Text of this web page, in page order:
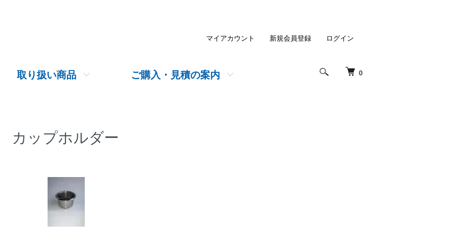
0
取り扱い商品 ご購入・見積の案内
マイアカウント 新規会員登録 ログイン
カップホルダー